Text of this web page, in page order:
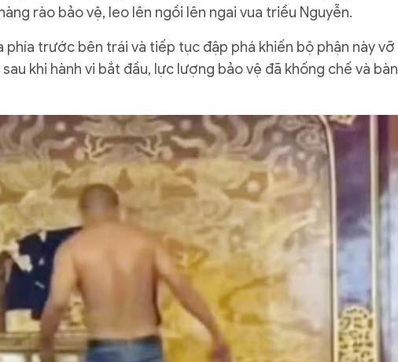
rào bảo vệ, leo lên ngồi lên ngai vua triều Nguyễn.
phía trước bên trái và tiếp tục đập phá khiến bộ phận này vỡ
khi hành vi bắt đầu, lực lượng bảo vệ đã khống chế và bàn